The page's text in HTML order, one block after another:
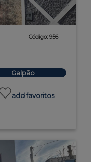
Código: 956
Galpão
add favoritos